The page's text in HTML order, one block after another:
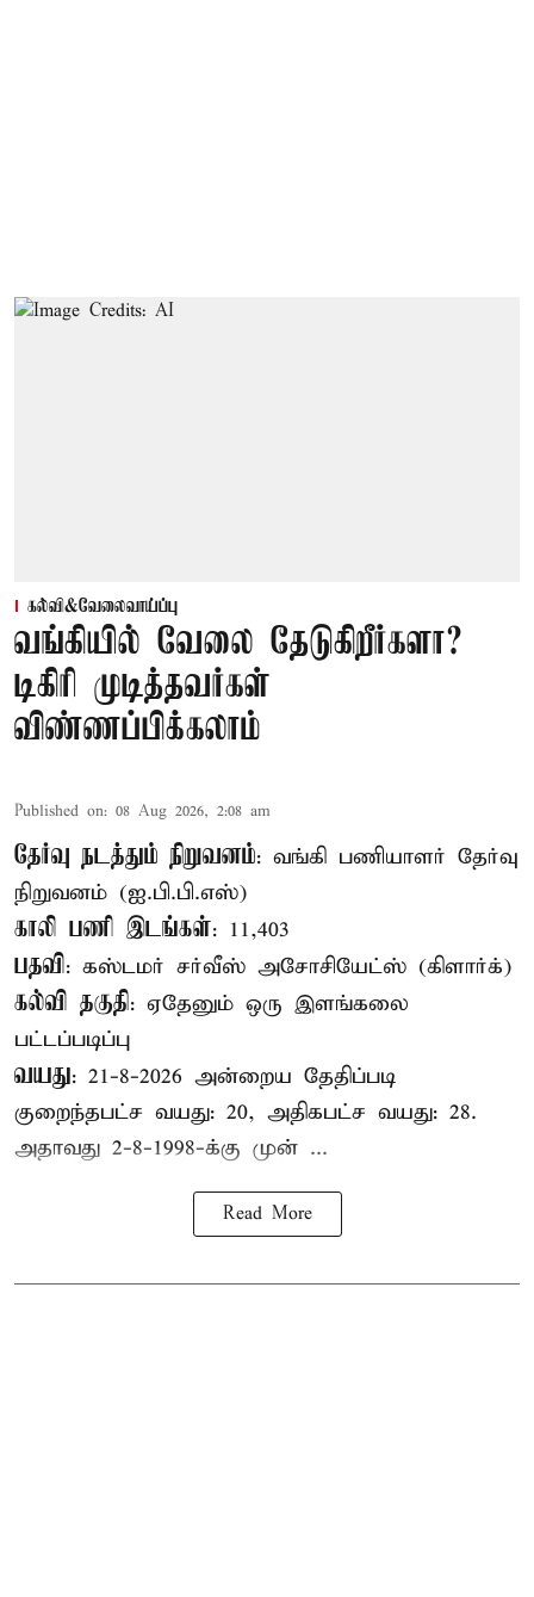
கல்வி&வேலைவாய்ப்பு
வங்கியில் வேலை தேடுகிறீர்களா?
டிகிரி முடித்தவர்கள்
விண்ணப்பிக்கலாம்
Published on: 08 Aug 2026, 2:08 am
தேர்வு நடத்தும் நிறுவனம்: வங்கி பணியாளர் தேர்வு
நிறுவனம் (ஐ.பி.பி.எஸ்)
காலி பணி இடங்கள்: 11,403
பதவி: கஸ்டமர் சர்வீஸ் அசோசியேட்ஸ் (கிளார்க்)
கல்வி தகுதி: ஏதேனும் ஒரு இளங்கலை
பட்டப்படிப்பு
வயது: 21-8-2026 அன்றைய தேதிப்படி
குறைந்தபட்ச வயது: 20, அதிகபட்ச வயது: 28.
அதாவது 2-8-1998-க்கு முன் ...
Read More